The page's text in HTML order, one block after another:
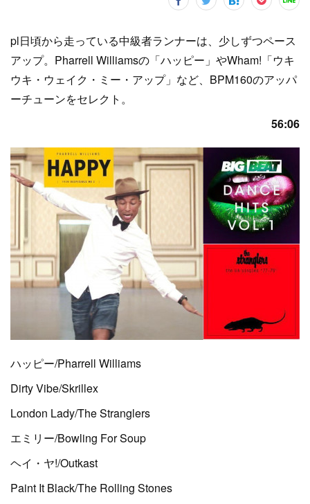
pl日頃から走っている中級者ランナーは、少しずつペース
アップ。Pharrell Williamsの「ハッピー」やWham!「ウキ
ウキ・ウェイク・ミー・アップ」など、BPM160のアッパ
ーチューンをセレクト。
56:06
ハッピー/Pharrell Williams
Dirty Vibe/Skrillex
London Lady/The Stranglers
エミリー/Bowling For Soup
ヘイ・ヤ!/Outkast
Paint It Black/The Rolling Stones